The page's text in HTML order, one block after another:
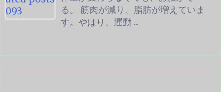
る。 筋肉が減り、脂肪が増えていま
す。やはり、運動 ...